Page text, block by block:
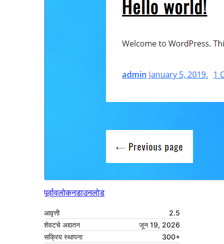
पूर्वावलोकनडाउनलोड
आवृत्ती
2.5
शेवटचे अद्यतन
जून 19, 2026
सक्रिय स्थापना
300+